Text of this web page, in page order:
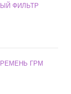
ФИЛЬТР
ГРМ